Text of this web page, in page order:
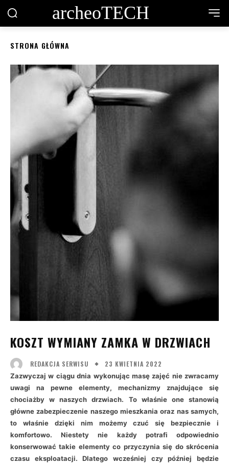
archeoTECH
STRONA GŁÓWNA
KOSZT WYMIANY ZAMKA W DRZWIACH
REDAKCJA SERWISU 23 KWIETNIA 2022
Zazwyczaj w ciągu dnia wykonując masę zajęć nie zwracamy
uwagi na pewne elementy, mechanizmy znajdujące się
chociażby w naszych drzwiach. To właśnie one stanowią
główne zabezpieczenie naszego mieszkania oraz nas samych,
to właśnie dzięki nim możemy czuć się bezpiecznie i
komfortowo. Niestety nie każdy potrafi odpowiednio
konserwować takie elementy co przyczynia się do skrócenia
czasu eksploatacji. Dlatego wcześniej czy później będzie